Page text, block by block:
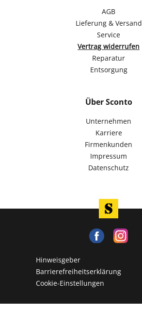
AGB
Lieferung & Versand
Service
Vertrag widerrufen
Reparatur
Entsorgung
Über Sconto
Unternehmen
Karriere
Firmenkunden
Impressum
Datenschutz
Hinweisgeber
Barrierefreiheitserklärung
Cookie-Einstellungen